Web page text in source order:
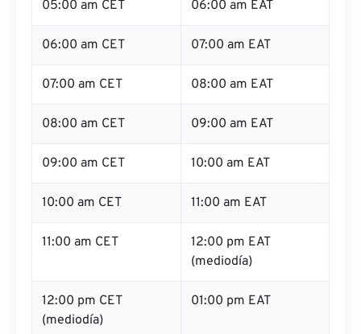
05:00 am CET 06:00 am EAT
06:00 am CET 07:00 am EAT
07:00 am CET 08:00 am EAT
08:00 am CET 09:00 am EAT
09:00 am CET 10:00 am EAT
10:00 am CET 11:00 am EAT
11:00 am CET
12:00 pm EAT
(mediodía)
12:00 pm CET
(mediodía)
01:00 pm EAT